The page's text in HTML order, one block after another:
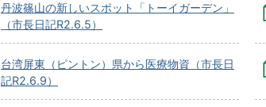
丹波篠山の新しいスポット「トーイガーデン」
（市長日記R2.6.5）
台湾屏東（ピントン）県から医療物資（市長日
記R2.6.9）